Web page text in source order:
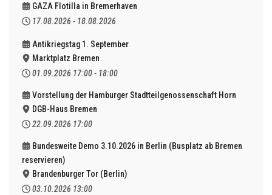
GAZA Flotilla in Bremerhaven
17.08.2026 - 18.08.2026
Antikriegstag 1. September
Marktplatz Bremen
01.09.2026 17:00 - 18:00
Vorstellung der Hamburger Stadtteilgenossenschaft Horn
DGB-Haus Bremen
22.09.2026 17:00
Bundesweite Demo 3.10.2026 in Berlin (Busplatz ab Bremen
reservieren)
Brandenburger Tor (Berlin)
03.10.2026 13:00